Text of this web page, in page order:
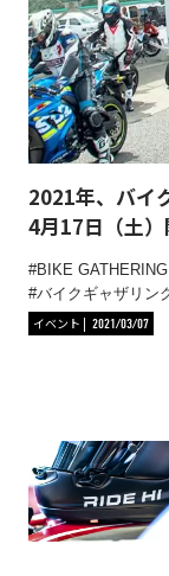
2021年、バイ
4月17日（土
BIKE
バイクギャザリン
イベント
2021/03/07